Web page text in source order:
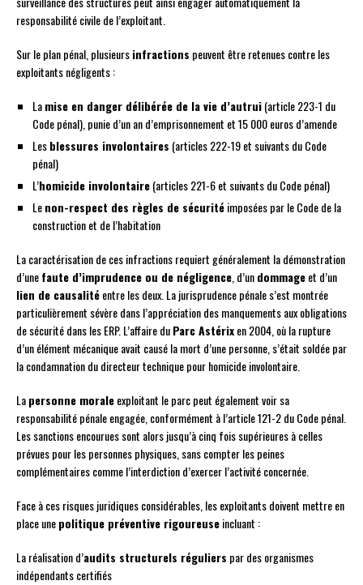
responsabilité civile de l’exploitant.
Sur le plan pénal, plusieursinfractions peuvent être retenues contre les
exploitants négligents :
Lamise en danger délibérée de la vie d’autrui(article 223-1 du
Code pénal), punie d’un an d’emprisonnement et 15 000 euros d’amende
Lesblessures involontaires (articles 222-19 et suivants du Code
pénal)
L’homicide involontaire(articles 221-6 et suivants du Code pénal)
Lenon-respect des règles de sécuritéimposées par le Code de la
construction et de l’habitation
La caractérisation de ces infractions requiert généralement la démonstration
d’unefaute d’imprudence ou de négligence , d’undommageet d’un
lien de causalitéentre les deux. La jurisprudence pénale s’est montrée
particulièrement sévère dans l’appréciation des manquements aux obligations
de sécurité dans les ERP. L’affaire duParc Astérixen 2004, où la rupture
d’un élément mécanique avait causé la mort d’une personne, s’était soldée par
la condamnation du directeur technique pour homicide involontaire.
Lapersonne moraleexploitant le parc peut également voir sa
responsabilité pénale engagée, conformément à l’article 121-2 du Code pénal.
Les sanctions encourues sont alors jusqu’à cinq fois supérieures à celles
prévues pour les personnes physiques, sans compter les peines
complémentaires comme l’interdiction d’exercer l’activité concernée.
Face à ces risques juridiques considérables, les exploitants doivent mettre en
place unepolitique préventive rigoureuseincluant :
La réalisation d’audits structurels réguliers par des organismes
indépendants certifiés